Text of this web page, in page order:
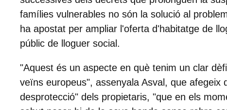
famílies vulnerables no són la solució al
ha apostat per ampliar l'oferta d'habitatge de
públic de lloguer social.
"Aquest és un aspecte en què tenim un clar
veïns europeus", assenyala Asval, que afegeix
desprotecció" dels propietaris, "que en els